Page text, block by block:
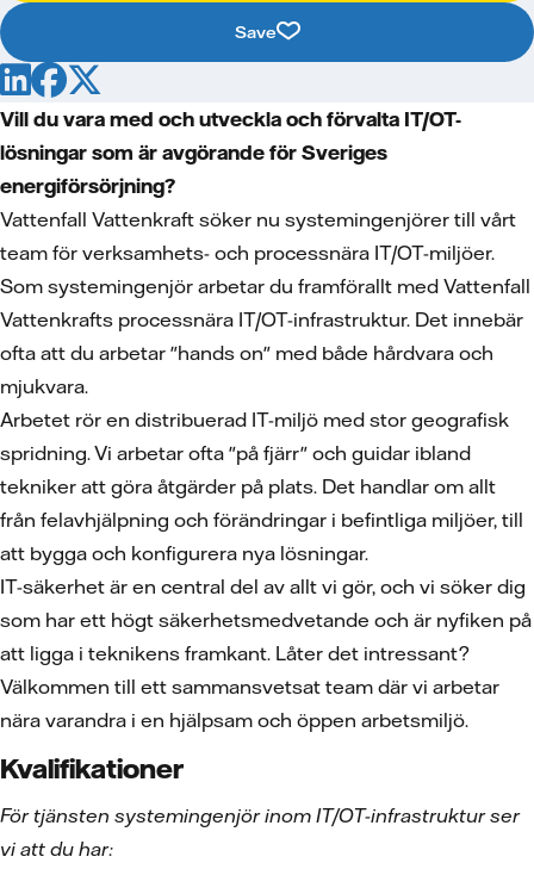
Save
Vill du vara med och utveckla och förvalta IT/OT-
lösningar som är avgörande för Sveriges
energiförsörjning?
Vattenfall Vattenkraft söker nu systemingenjörer till vårt
team för verksamhets- och processnära IT/OT-miljöer.
Som systemingenjör arbetar du framförallt med Vattenfall
Vattenkrafts processnära IT/OT-infrastruktur. Det innebär
ofta att du arbetar "hands on" med både hårdvara och
mjukvara.
Arbetet rör en distribuerad IT-miljö med stor geografisk
spridning. Vi arbetar ofta "på fjärr" och guidar ibland
tekniker att göra åtgärder på plats. Det handlar om allt
från felavhjälpning och förändringar i befintliga miljöer, till
att bygga och konfigurera nya lösningar.
IT-säkerhet är en central del av allt vi gör, och vi söker dig
som har ett högt säkerhetsmedvetande och är nyfiken på
att ligga i teknikens framkant. Låter det intressant?
Välkommen till ett sammansvetsat team där vi arbetar
nära varandra i en hjälpsam och öppen arbetsmiljö.
Kvalifikationer
För tjänsten systemingenjör inom IT/OT-infrastruktur ser
vi att du har: